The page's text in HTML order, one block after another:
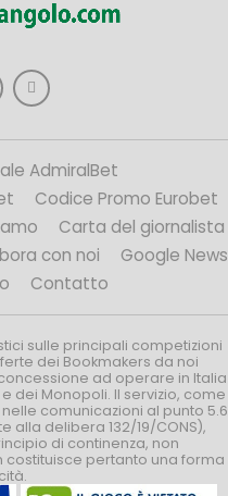
AdmiralBet
Codice Promo Eurobet
Carta del giornalista
con noi
Google News
Contatto
sulle principali competizioni
dei Bookmakers da noi
ad operare in Italia
dei Monopoli. Il servizio, come
comunicazioni al punto 5.6
alla delibera 132/19/CONS),
di continenza, non
costituisce pertanto una forma